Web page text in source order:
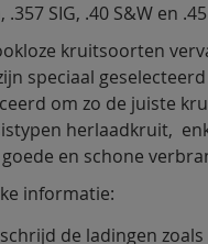
SIG, .40 S&W en .45
kruitsoorten
speciaal
om zo de juiste
herlaadkruit,
goede en schone
informatie:
de ladingen